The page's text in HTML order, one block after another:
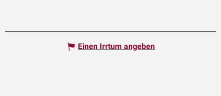
Einen Irrtum angeben